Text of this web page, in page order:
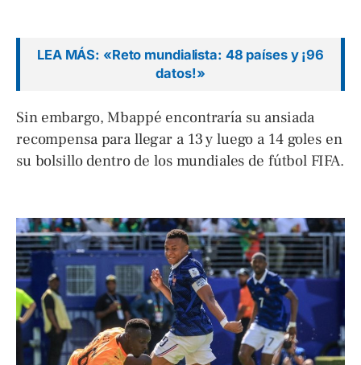
LEA MÁS: «Reto mundialista: 48 países y ¡96
datos!»
Sin embargo, Mbappé encontraría su ansiada
recompensa para llegar a 13 y luego a 14 goles en
su bolsillo dentro de los mundiales de fútbol FIFA.